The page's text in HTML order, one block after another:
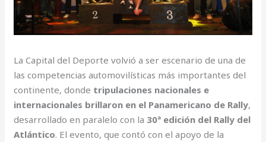
La Capital del Deporte volvió a ser escenario de una de
las competencias automovilísticas más importantes del
continente, donde tripulaciones nacionales e
internacionales brillaron en el Panamericano de Rally,
desarrollado en paralelo con la 30ª edición del Rally del
Atlántico. El evento, que contó con el apoyo de la